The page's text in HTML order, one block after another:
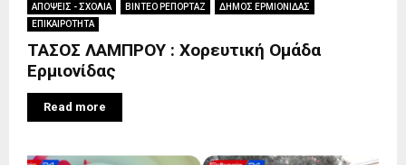
ΑΠΟΨΕΙΣ - ΣΧΟΛΙΑ ΒΙΝΤΕΟ ΡΕΠΟΡΤΑΖ
ΔΗΜΟΣ ΕΡΜΙΟΝΙΔΑΣ
ΕΠΙΚΑΙΡΟΤΗΤΑ
ΤΑΣΟΣ ΛΑΜΠΡΟΥ : Χορευτική Ομάδα
Ερμιονίδας
Read more